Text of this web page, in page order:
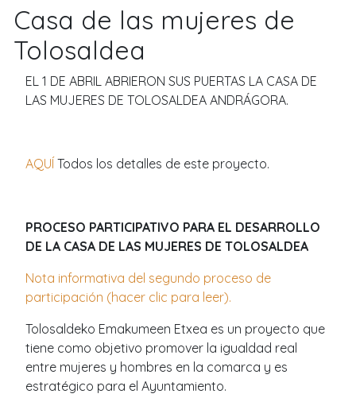
Casa de las mujeres de
Tolosaldea
EL 1 DE ABRIL ABRIERON SUS PUERTAS LA CASA DE
LAS MUJERES DE TOLOSALDEA ANDRÁGORA.
AQUÍ Todos los detalles de este proyecto.
PROCESO PARTICIPATIVO PARA EL DESARROLLO
DE LA CASA DE LAS MUJERES DE TOLOSALDEA
Nota informativa del segundo proceso de
participación (hacer clic para leer).
Tolosaldeko Emakumeen Etxea es un proyecto que
tiene como objetivo promover la igualdad real
entre mujeres y hombres en la comarca y es
estratégico para el Ayuntamiento.